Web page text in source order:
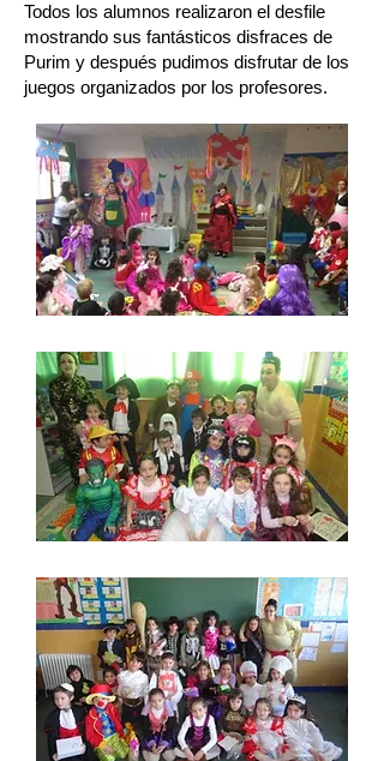
Todos los alumnos realizaron el desfile
mostrando sus fantásticos disfraces de
Purim y después pudimos disfrutar de los
juegos organizados por los profesores.